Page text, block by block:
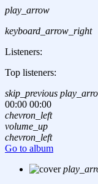
play_arrow
keyboard_arrow_right
Listeners:
Top listeners:
skip_previous
00:00 00:00
chevron_left
volume_up
chevron_left
Go to album